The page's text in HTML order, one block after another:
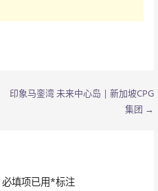
印象马銮湾 未来中心岛 | 新加坡CPG
集团 →
必填项已用*标注